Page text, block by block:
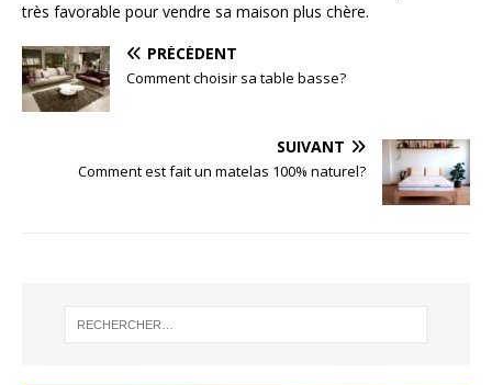
très favorable pour vendre sa maison plus chère.
PRÉCÉDENT
Comment choisir sa table basse?
SUIVANT
Comment est fait un matelas 100% naturel?